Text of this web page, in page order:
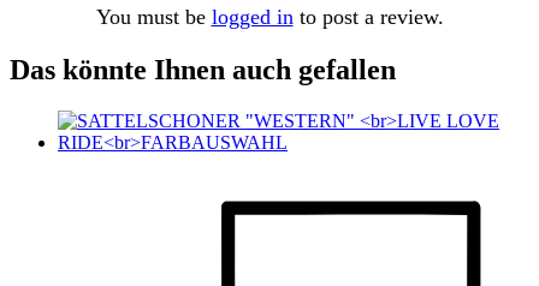
You must be logged into post a review.
Das könnte Ihnen auch gefallen